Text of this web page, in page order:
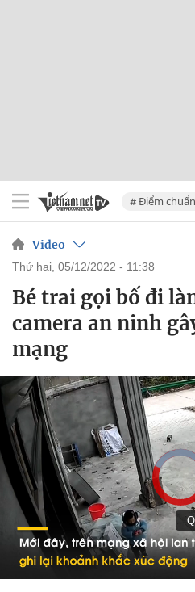
# Điểm
Video
thứ hai, 05/12/2022 - 11:38
Bé trai gọi bố đi
camera an ninh
mạng